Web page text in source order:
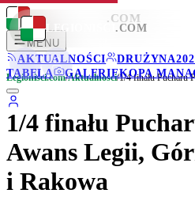
LEGIONISCI .COM
MENU
AKTUALNOŚCI
DRUŻYNA
TABELA
GALERIEKOPA
LEGIONISCI .COM
Legionisci.com/Aktualności/
1/4 finału
Awans Legii,
i Rakowa